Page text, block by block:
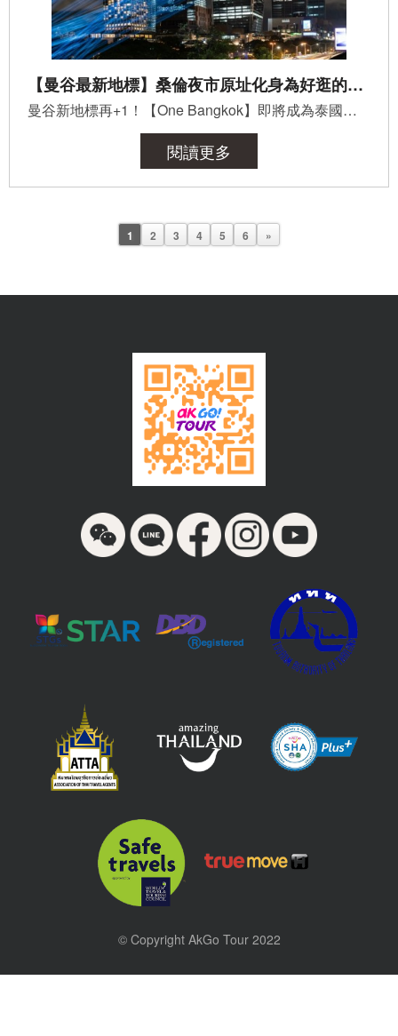
【曼谷最新地標】桑倫夜市原址化身為好逛的One Bangkok
曼谷新地標再+1！【One Bangkok】即將成為泰國最高樓！ 92層樓高的Signature Tower、高達436米，比現在的泰...
閱讀更多
1 2 3 4 5 6 »
© Copyright AkGo Tour 2022